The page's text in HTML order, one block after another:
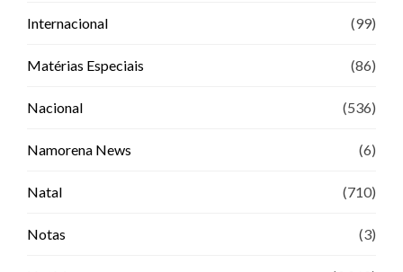
Internacional (99)
Matérias Especiais (86)
Nacional (536)
Namorena News (6)
Natal (710)
Notas (3)